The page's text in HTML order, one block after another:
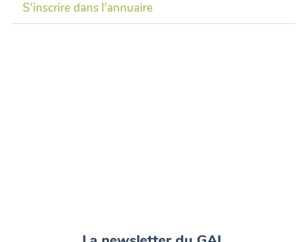
S'inscrire dans l'annuaire